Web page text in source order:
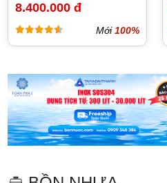
8.400.000 đ
Mới100%